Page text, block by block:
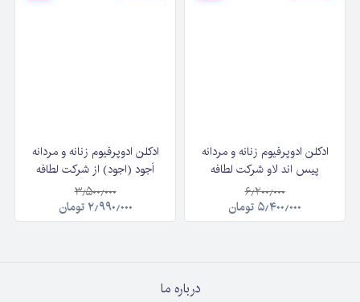
ادکلن ادوپرفیوم زنانه و مردانه
پیس اند لاو شرکت لطافه
۱۰۰ میلی‌لیتر
۶٫۲۰۰٫۰۰۰
۵٫۴۰۰٫۰۰۰ تومان
ادکلن ادوپرفیوم زنانه و مردانه
اَجود (اجود) از شرکت لطافه
میلی لیتر
۳٫۵۰۰٫۰۰۰
۲٫۹۹۰٫۰۰۰ تومان
درباره ما